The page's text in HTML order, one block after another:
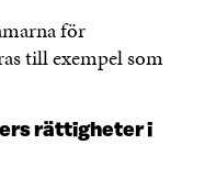
för
till exempel som
rättigheter i